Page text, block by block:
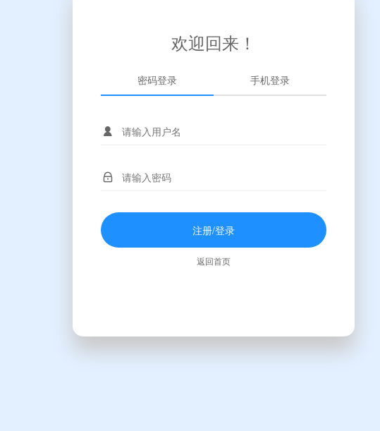
欢迎回来！
密码登录 手机登录
注册/登录
返回首页